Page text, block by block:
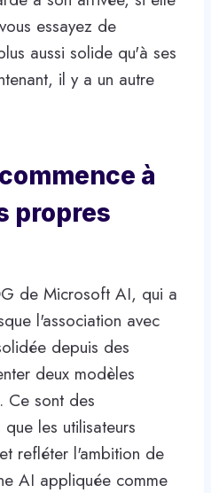
essayez de
aussi solide qu'à ses
il y a un autre
à
propres
de Microsoft AI, qui a
l'association avec
depuis des
deux modèles
Ce sont des
les utilisateurs
refléter l'ambition de
AI appliquée comme